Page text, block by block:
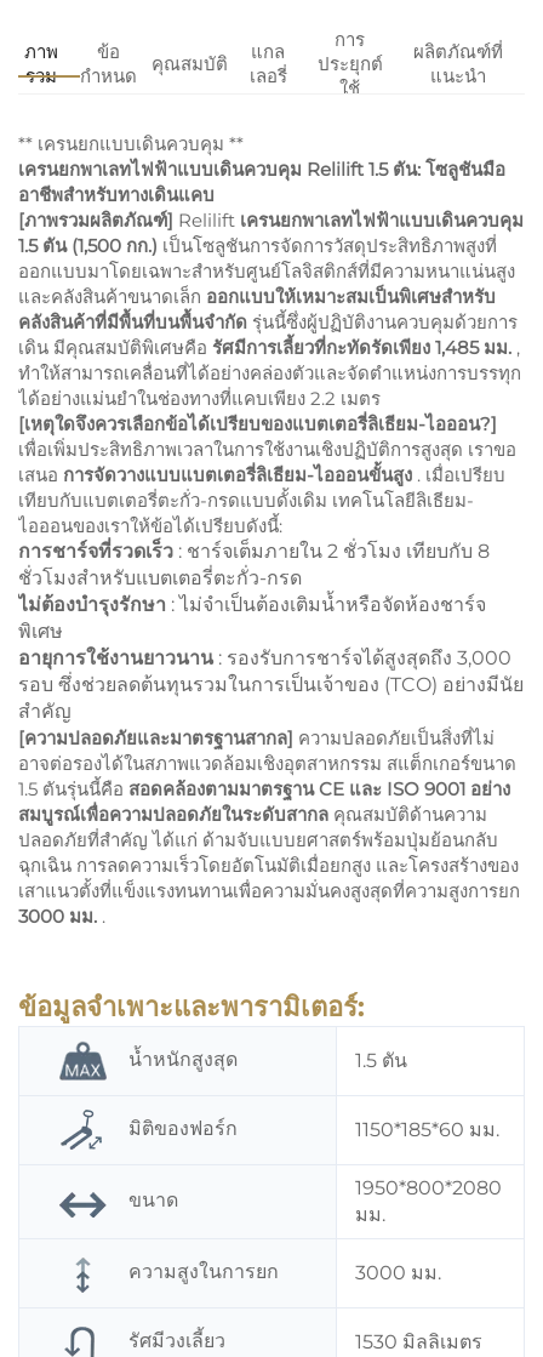
ภาพ
รวม
ข้อ
กำหนด
คุณสมบัติ
แกล
เลอรี่
การ
ประยุกต์
ใช้
ผลิตภัณฑ์ที่
แนะนำ
** เครนยกแบบเดินควบคุม **
เครนยกพาเลทไฟฟ้าแบบเดินควบคุม Relilift 1.5 ตัน: โซลูชันมือ
อาชีพสำหรับทางเดินแคบ
[ภาพรวมผลิตภัณฑ์] Relilift เครนยกพาเลทไฟฟ้าแบบเดินควบคุม
1.5 ตัน (1,500 กก.) เป็นโซลูชันการจัดการวัสดุประสิทธิภาพสูงที่
ออกแบบมาโดยเฉพาะสำหรับศูนย์โลจิสติกส์ที่มีความหนาแน่นสูง
และคลังสินค้าขนาดเล็ก ออกแบบให้เหมาะสมเป็นพิเศษสำหรับ
คลังสินค้าที่มีพื้นที่บนพื้นจำกัด รุ่นนี้ซึ่งผู้ปฏิบัติงานควบคุมด้วยการ
เดิน มีคุณสมบัติพิเศษคือ รัศมีการเลี้ยวที่กะทัดรัดเพียง 1,485 มม. ,
ทำให้สามารถเคลื่อนที่ได้อย่างคล่องตัวและจัดตำแหน่งการบรรทุก
ได้อย่างแม่นยำในช่องทางที่แคบเพียง 2.2 เมตร
[เหตุใดจึงควรเลือกข้อได้เปรียบของแบตเตอรี่ลิเธียม-ไอออน?]
เพื่อเพิ่มประสิทธิภาพเวลาในการใช้งานเชิงปฏิบัติการสูงสุด เราขอ
เสนอ การจัดวางแบบแบตเตอรี่ลิเธียม-ไอออนขั้นสูง . เมื่อเปรียบ
เทียบกับแบตเตอรี่ตะกั่ว-กรดแบบดั้งเดิม เทคโนโลยีลิเธียม-
ไอออนของเราให้ข้อได้เปรียบดังนี้:
การชาร์จที่รวดเร็ว : ชาร์จเต็มภายใน 2 ชั่วโมง เทียบกับ 8
ชั่วโมงสำหรับแบตเตอรี่ตะกั่ว-กรด
ไม่ต้องบํารุงรักษา : ไม่จำเป็นต้องเติมน้ำหรือจัดห้องชาร์จ
พิเศษ
อายุการใช้งานยาวนาน : รองรับการชาร์จได้สูงสุดถึง 3,000
รอบ ซึ่งช่วยลดต้นทุนรวมในการเป็นเจ้าของ (TCO) อย่างมีนัย
สำคัญ
[ความปลอดภัยและมาตรฐานสากล] ความปลอดภัยเป็นสิ่งที่ไม่
อาจต่อรองได้ในสภาพแวดล้อมเชิงอุตสาหกรรม สแต็กเกอร์ขนาด
1.5 ตันรุ่นนี้คือ สอดคล้องตามมาตรฐาน CE และ ISO 9001 อย่าง
สมบูรณ์เพื่อความปลอดภัยในระดับสากล คุณสมบัติด้านความ
ปลอดภัยที่สำคัญ ได้แก่ ด้ามจับแบบยศาสตร์พร้อมปุ่มย้อนกลับ
ฉุกเฉิน การลดความเร็วโดยอัตโนมัติเมื่อยกสูง และโครงสร้างของ
เสาแนวตั้งที่แข็งแรงทนทานเพื่อความมั่นคงสูงสุดที่ความสูงการยก
3000 มม. .
ข้อมูลจำเพาะและพารามิเตอร์:
น้ำหนักสูงสุด 1.5 ตัน
มิติของฟอร์ก 1150*185*60 มม.
ขนาด
1950*800*2080
มม.
ความสูงในการยก 3000 มม.
รัศมีวงเลี้ยว 1530 มิลลิเมตร